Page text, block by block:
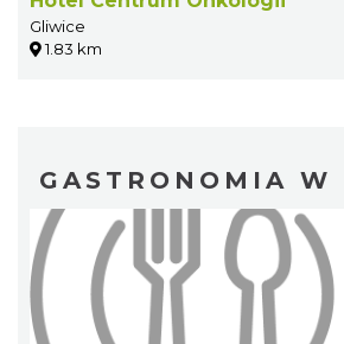
Gliwice
1.83 km
GASTRONOMIA W